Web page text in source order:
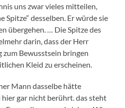
uns zwar vieles mitteilen,
Spitze“ desselben. Er würde sie
übergehen. … Die Spitze des
darin, dass der Herr
Bewusstsein bringen
Kleid zu erscheinen.
Mann dasselbe hätte
gar nicht berührt. das steht